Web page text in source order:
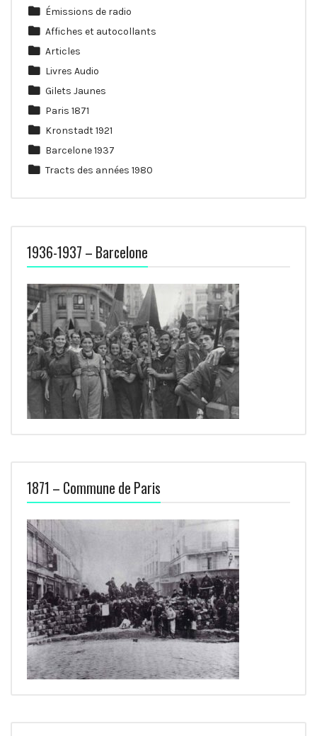
Émissions de radio
Affiches et autocollants
Articles
Livres Audio
Gilets Jaunes
Paris 1871
Kronstadt 1921
Barcelone 1937
Tracts des années 1980
1936-1937 – Barcelone
1871 – Commune de Paris